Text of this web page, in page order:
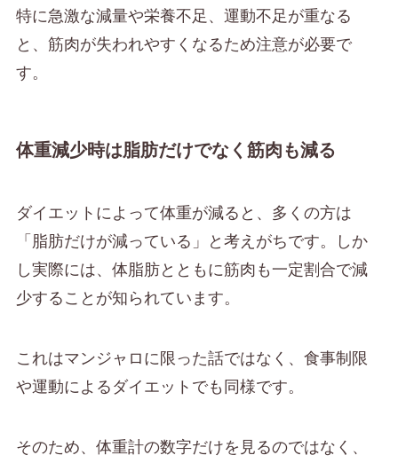
特に急激な減量や栄養不足、運動不足が重なる
と、筋肉が失われやすくなるため注意が必要で
す。
体重減少時は脂肪だけでなく筋肉も減る
ダイエットによって体重が減ると、多くの方は
「脂肪だけが減っている」と考えがちです。しか
し実際には、体脂肪とともに筋肉も一定割合で減
少することが知られています。
これはマンジャロに限った話ではなく、食事制限
や運動によるダイエットでも同様です。
そのため、体重計の数字だけを見るのではなく、